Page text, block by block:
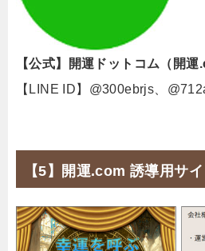
【公式】開運ドットコム（開
【LINE ID】@300ebrjs、
【5】開運.com 誘導用サイ